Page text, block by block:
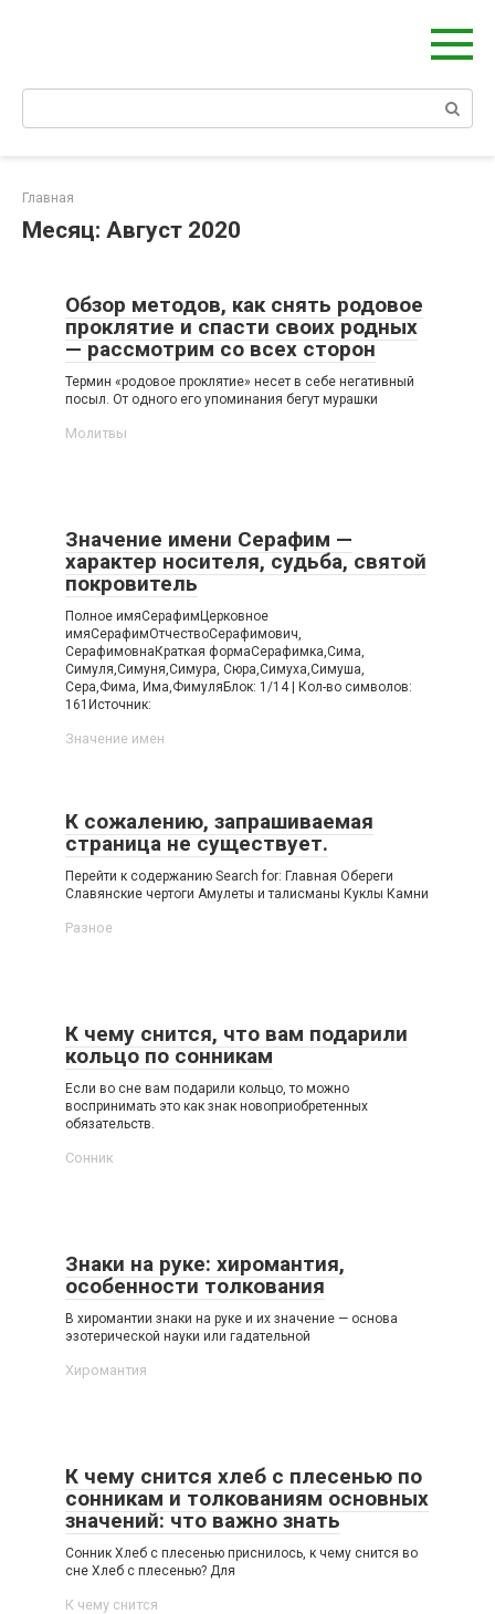
Главная
Месяц: Август 2020
Обзор методов, как снять родовое
проклятие и спасти своих родных
— рассмотрим со всех сторон
Термин «родовое проклятие» несет в себе негативный
посыл. От одного его упоминания бегут мурашки
Молитвы
Значение имени Серафим —
характер носителя, судьба, святой
покровитель
Полное имяСерафимЦерковное
имяСерафимОтчествоСерафимович,
СерафимовнаКраткая формаСерафимка,Сима,
Симуля,Симуня,Симура, Сюра,Симуха,Симуша,
Сера,Фима, Има,ФимуляБлок: 1/14 | Кол-во символов:
161Источник:
Значение имен
К сожалению, запрашиваемая
страница не существует.
Перейти к содержанию Search for: Главная Обереги
Славянские чертоги Амулеты и талисманы Куклы Камни
Разное
К чему снится, что вам подарили
кольцо по сонникам
Если во сне вам подарили кольцо, то можно
воспринимать это как знак новоприобретенных
обязательств.
Сонник
Знаки на руке: хиромантия,
особенности толкования
В хиромантии знаки на руке и их значение — основа
эзотерической науки или гадательной
Хиромантия
К чему снится хлеб с плесенью по
сонникам и толкованиям основных
значений: что важно знать
Сонник Хлеб с плесенью приснилось, к чему снится во
сне Хлеб с плесенью? Для
К чему снится